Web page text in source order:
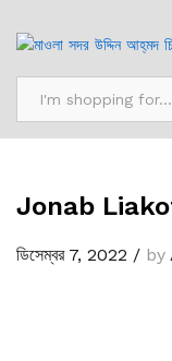
Jonab
ডিসেম্বর 7, 2022 / by